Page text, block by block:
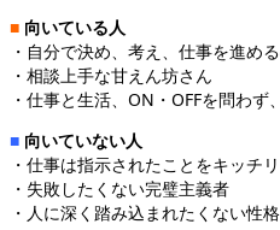
■ 向いている人
・自分で決め、考え、仕事を進め
・相談上手な甘えん坊さん
・仕事と生活、ON・OFFを問わず
■ 向いていない人
・仕事は指示されたことをキッチ
・失敗したくない完璧主義者
・人に深く踏み込まれたくない性格